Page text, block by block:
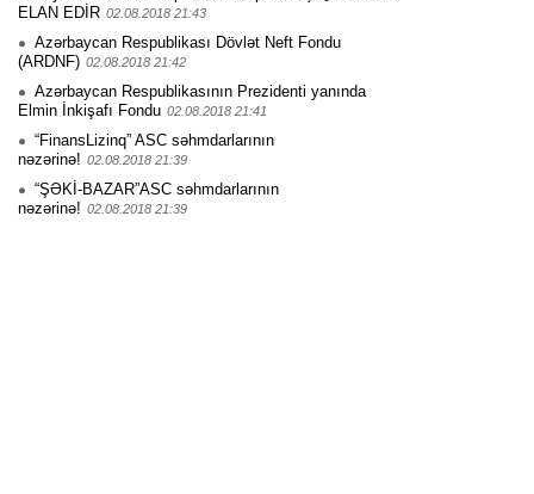
ELAN EDİR 02.08.2018 21:43
Azərbaycan Respublikası Dövlət Neft Fondu
(ARDNF) 02.08.2018 21:42
Azərbaycan Respublikasının Prezidenti yanında
Elmin İnkişafı Fondu 02.08.2018 21:41
“FinansLizinq” ASC səhmdarlarının
nəzərinə! 02.08.2018 21:39
“ŞƏKİ-BAZAR”ASC səhmdarlarının
nəzərinə! 02.08.2018 21:39